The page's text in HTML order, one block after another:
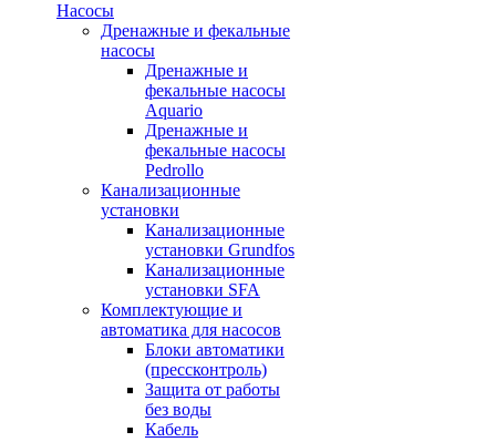
Насосы
Дренажные и фекальные
насосы
Дренажные и
фекальные насосы
Aquario
Дренажные и
фекальные насосы
Pedrollo
Канализационные
установки
Канализационные
установки Grundfos
Канализационные
установки SFA
Комплектующие и
автоматика для насосов
Блоки автоматики
(прессконтроль)
Защита от работы
без воды
Кабель